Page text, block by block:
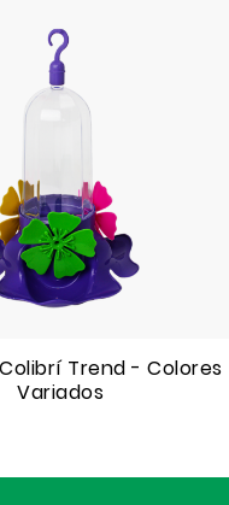
Trend - Colores
Variados